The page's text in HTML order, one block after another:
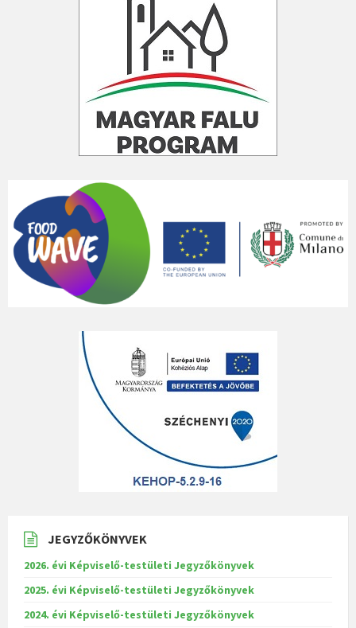
JEGYZŐKÖNYVEK
2026. évi Képviselő-testületi Jegyzőkönyvek
2025. évi Képviselő-testületi Jegyzőkönyvek
2024. évi Képviselő-testületi Jegyzőkönyvek